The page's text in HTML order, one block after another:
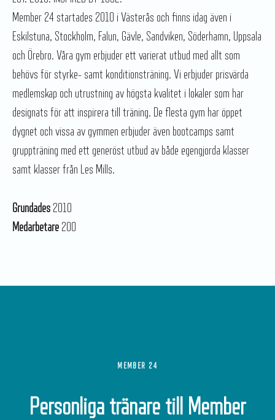
Member 24 startades 2010 i Västerås och finns idag även i
Eskilstuna, Stockholm, Falun, Gävle, Sandviken, Söderhamn, Uppsala
och Örebro. Våra gym erbjuder ett varierat utbud med allt som
behövs för styrke- samt konditionsträning. Vi erbjuder prisvärda
medlemskap och utrustning av högsta kvalitet i lokaler som har
designats för att inspirera till träning. De flesta gym har öppet
dygnet och vissa av gymmen erbjuder även bootcamps samt
gruppträning med ett generöst utbud av både egengjorda klasser
samt klasser från Les Mills.
Grundades 2010
Medarbetare 200
MEMBER 24
Personliga tränare till Member